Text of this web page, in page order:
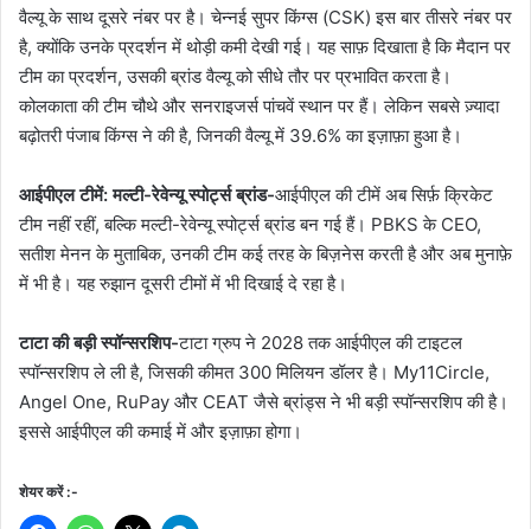
वैल्यू के साथ दूसरे नंबर पर है। चेन्नई सुपर किंग्स (CSK) इस बार तीसरे नंबर पर
है, क्योंकि उनके प्रदर्शन में थोड़ी कमी देखी गई। यह साफ़ दिखाता है कि मैदान पर
टीम का प्रदर्शन, उसकी ब्रांड वैल्यू को सीधे तौर पर प्रभावित करता है।
कोलकाता की टीम चौथे और सनराइजर्स पांचवें स्थान पर हैं। लेकिन सबसे ज़्यादा
बढ़ोतरी पंजाब किंग्स ने की है, जिनकी वैल्यू में 39.6% का इज़ाफ़ा हुआ है।
आईपीएल टीमें: मल्टी-रेवेन्यू स्पोर्ट्स ब्रांड-आईपीएल की टीमें अब सिर्फ़ क्रिकेट
टीम नहीं रहीं, बल्कि मल्टी-रेवेन्यू स्पोर्ट्स ब्रांड बन गई हैं। PBKS के CEO,
सतीश मेनन के मुताबिक, उनकी टीम कई तरह के बिज़नेस करती है और अब मुनाफ़े
में भी है। यह रुझान दूसरी टीमों में भी दिखाई दे रहा है।
टाटा की बड़ी स्पॉन्सरशिप-टाटा ग्रुप ने 2028 तक आईपीएल की टाइटल
स्पॉन्सरशिप ले ली है, जिसकी कीमत 300 मिलियन डॉलर है। My11Circle,
Angel One, RuPay और CEAT जैसे ब्रांड्स ने भी बड़ी स्पॉन्सरशिप की है।
इससे आईपीएल की कमाई में और इज़ाफ़ा होगा।
शेयर करें :-